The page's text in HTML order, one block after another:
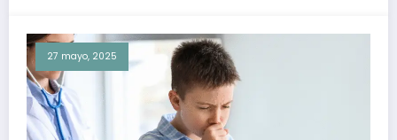
27 mayo, 2025